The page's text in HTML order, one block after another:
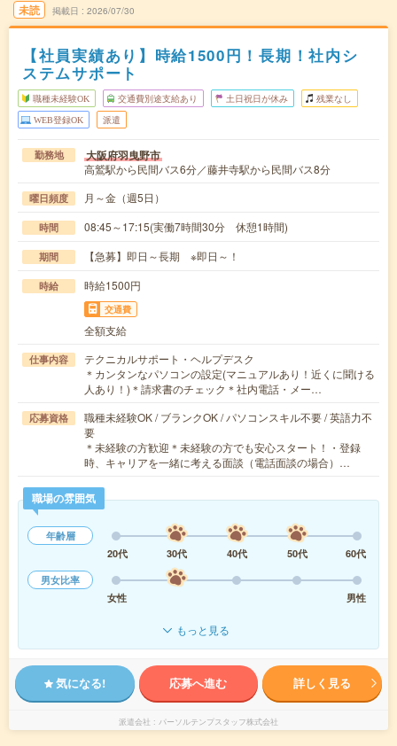
未読 掲載日 2026/07/30
【社員実績あり】時給1500円！長期！社内シ
ステムサポート
職種未経験OK 交通費別途支給あり 土日祝日が休み 残業なし
WEB登録OK 派遣
勤務地 大阪府羽曳野市
高鷲駅から民間バス6分／藤井寺駅から民間バス8分
曜日頻度 月～金（週5日）
時間 08:45～17:15(実働7時間30分 休憩1時間)
期間 【急募】即日～長期 ※即日～！
時給 時給1500円
交通費
全額支給
仕事内容
テクニカルサポート・ヘルプデスク
＊カンタンなパソコンの設定(マニュアルあり！近くに聞ける
人あり！)＊請求書のチェック＊社内電話・メー…
応募資格
職種未経験OK / ブランクOK / パソコンスキル不要 / 英語力不
要
＊未経験の方歓迎＊未経験の方でも安心スタート！・登録
時、キャリアを一緒に考える面談（電話面談の場合）…
職場の雰囲気
年齢層
20代
30代 40代 50代
60代
男女比率
女性
男性
もっと見る
気になる! 応募へ進む 詳しく見る
派遣会社 パーソルテンプスタッフ株式会社